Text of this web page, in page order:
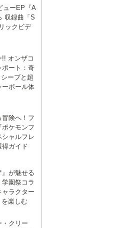
ューEP『A
収録曲「S
ックビデ
!! オンザコ
ポート：奇
ーブと超
ーボール体
冒険へ！フ
ポケモンフ
シャルフレ
得ガイド
』が魅せる
園祭コラ
ラクター
楽しむ
・クリー